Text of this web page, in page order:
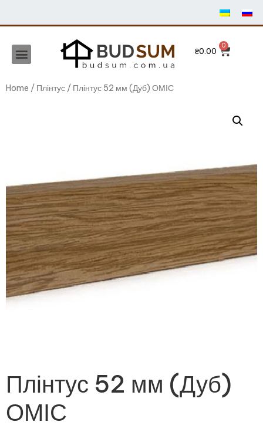
₴0.00
Home / Плінтус / Плінтус 52 мм (Дуб) ОМІС
Плінтус 52 мм (Дуб)
ОМІС